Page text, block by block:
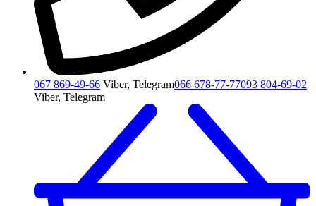
067 869-49-66 Viber, Telegram066 678-77-77093 804-69-02
Viber, Telegram